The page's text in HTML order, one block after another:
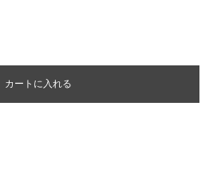
カートに入れる